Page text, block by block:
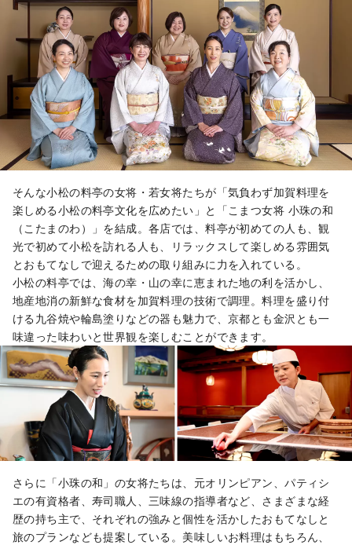
そんな小松の料亭の女将・若女将たちが「気負わず加賀料理を
楽しめる小松の料亭文化を広めたい」と「こまつ女将 小珠の和
（こたまのわ）」を結成。各店では、料亭が初めての人も、観
光で初めて小松を訪れる人も、リラックスして楽しめる雰囲気
とおもてなしで迎えるための取り組みに力を入れている。
小松の料亭では、海の幸・山の幸に恵まれた地の利を活かし、
地産地消の新鮮な食材を加賀料理の技術で調理。料理を盛り付
ける九谷焼や輪島塗りなどの器も魅力で、京都とも金沢とも一
味違った味わいと世界観を楽しむことができます。
さらに「小珠の和」の女将たちは、元オリンピアン、パティシ
エの有資格者、寿司職人、三味線の指導者など、さまざまな経
歴の持ち主で、それぞれの強みと個性を活かしたおもてなしと
旅のプランなども提案している。美味しいお料理はもちろん、